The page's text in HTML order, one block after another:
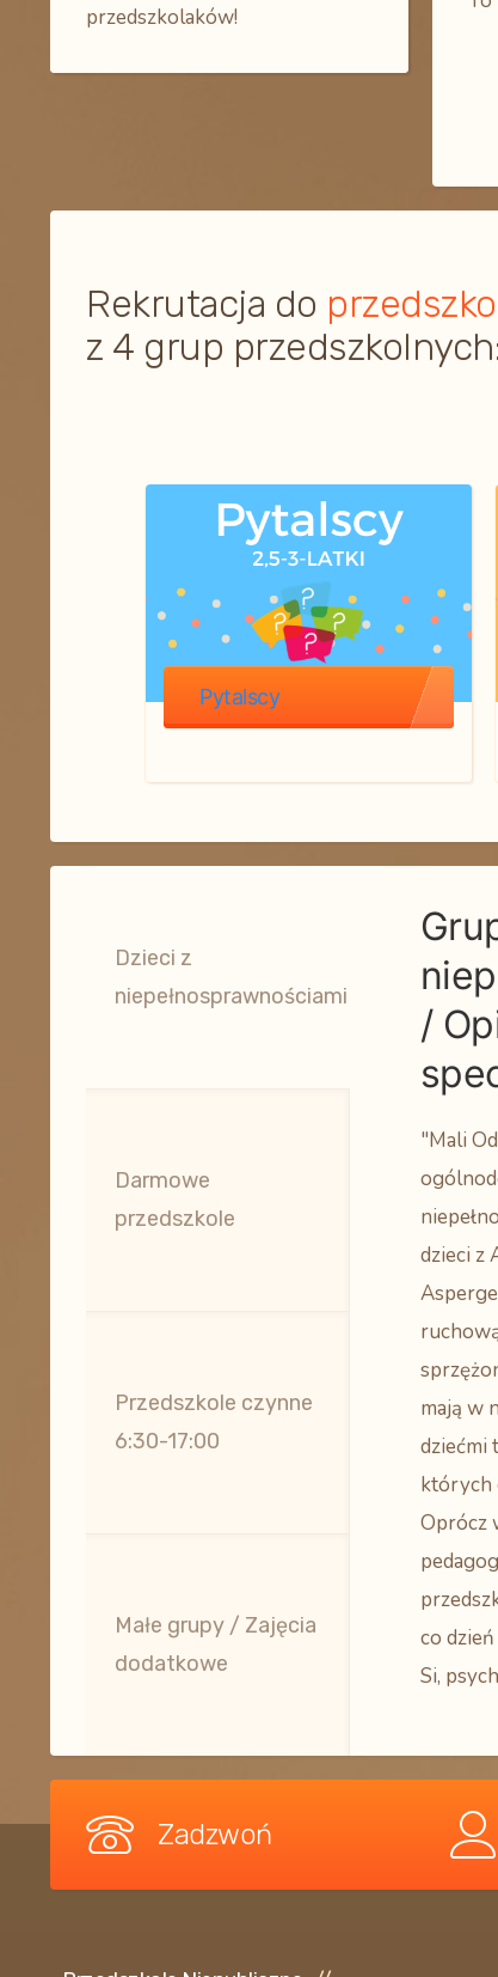
przedszkolaków!
Rekrutacja do
z 4 grup
Pytalscy
Dzieci z
niepełnosprawnościami
Darmowe
przedszkole
Przedszkole czynne
6:30-17:00
Małe grupy / Zajęcia
dodatkowe
/
"Mali
dzieci z
mają w
dziećmi
których
Oprócz
co
Si,
Zadzwoń